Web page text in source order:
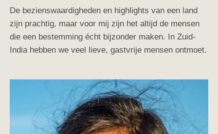
De bezienswaardigheden en highlights van een land
zijn prachtig, maar voor mij zijn het altijd de mensen
die een bestemming écht bijzonder maken. In Zuid-
India hebben we veel lieve, gastvrije mensen ontmoet.